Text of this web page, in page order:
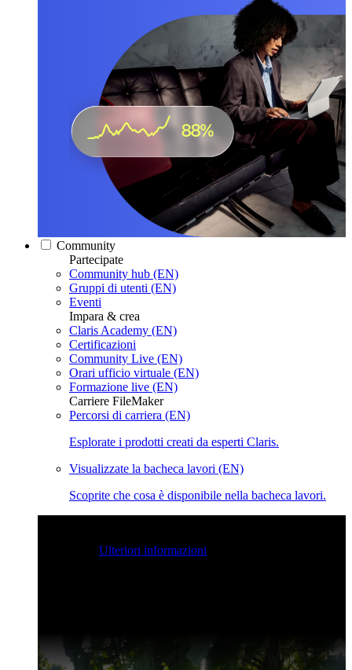
Community
Partecipate
Community hub (EN)
Gruppi di utenti (EN)
Eventi
Impara & crea
Claris Academy (EN)
Certificazioni
Community Live (EN)
Orari ufficio virtuale (EN)
Formazione live (EN)
Carriere FileMaker
Percorsi di carriera (EN)
Esplorate i prodotti creati da esperti Claris.
Visualizzate la bacheca lavori (EN)
Scoprite che cosa è disponibile nella bacheca lavori.
Ulteriori informazioni